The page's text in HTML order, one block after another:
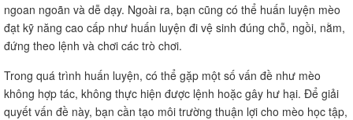
ngoan ngoãn và dễ dạy. Ngoài ra, bạn cũng có thể huấn luyện mèo
đạt kỹ năng cao cấp như huấn luyện đi vệ sinh đúng chỗ, ngồi, nằm,
đứng theo lệnh và chơi các trò chơi.
Trong quá trình huấn luyện, có thể gặp một số vấn đề như mèo
không hợp tác, không thực hiện được lệnh hoặc gây hư hại. Để giải
quyết vấn đề này, bạn cần tạo môi trường thuận lợi cho mèo học tập,